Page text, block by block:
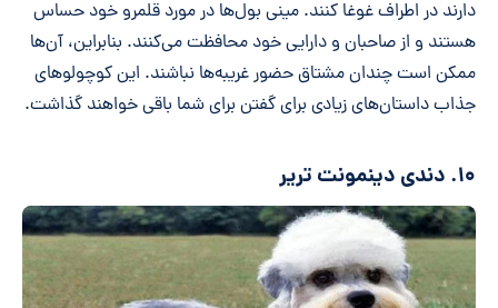
دارند در اطراف غوغا کنند. مینی بول‌ها در مورد قلمرو خود حساس
هستند و از صاحبان و دارایی خود محافظت می‌کنند. بنابراین، آن‌ها
ممکن است چندان مشتاق حضور غریبه‌ها نباشند. این کوچولوهای
جذاب داستان‌های زیادی برای گفتن برای شما باقی خواهند گذاشت.
۱۰. دندی دینمونت تریر